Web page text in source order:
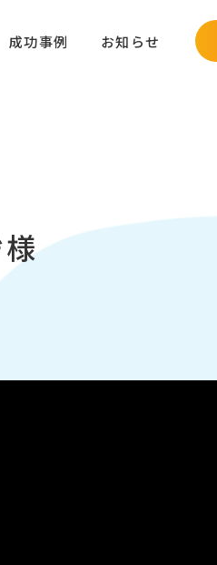
成功事例 お知らせ